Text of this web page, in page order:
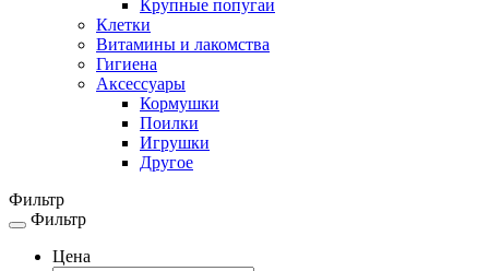
Крупные попугаи
Клетки
Витамины и лакомства
Гигиена
Аксессуары
Кормушки
Поилки
Игрушки
Другое
Фильтр
Toggle
navigation
Фильтр
Цена